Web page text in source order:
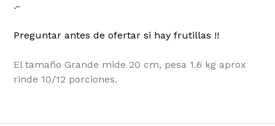
.-
Preguntar antes de ofertar si hay frutillas !!
El tamaño Grande mide 20 cm, pesa 1.6 kg aprox
rinde 10/12 porciones.